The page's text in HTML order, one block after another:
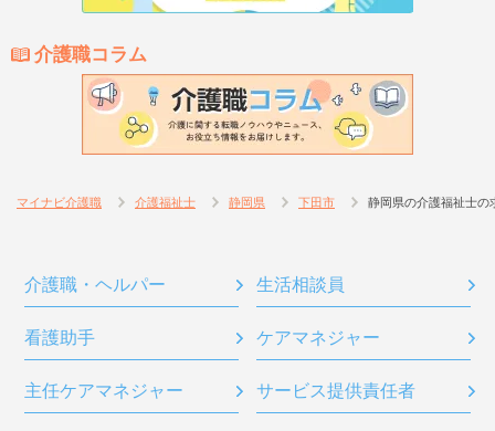
介護職コラム
マイナビ介護職 介護福祉士 静岡県 下田市 静岡県の介護福祉士の
介護職・ヘルパー 生活相談員
看護助手 ケアマネジャー
主任ケアマネジャー サービス提供責任者